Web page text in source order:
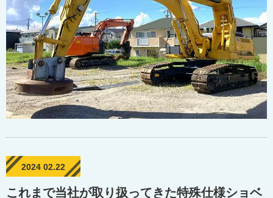
2024 02.22
これまで当社が取り扱ってきた特殊仕様ショベ